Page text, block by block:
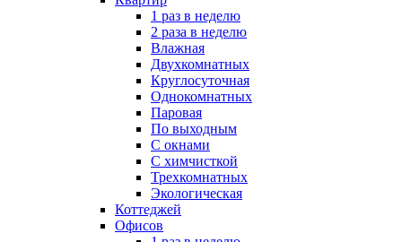
1 раз в неделю
2 раза в неделю
Влажная
Двухкомнатных
Круглосуточная
Однокомнатных
Паровая
По выходным
С окнами
С химчисткой
Трехкомнатных
Экологическая
Коттеджей
Офисов